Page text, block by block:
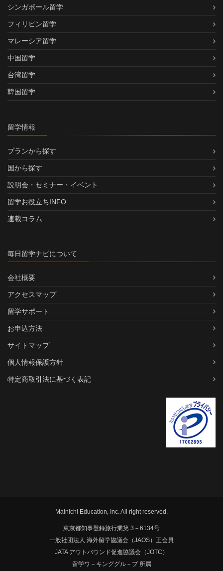
シンガポール留学
フィリピン留学
マレーシア留学
中国留学
台湾留学
韓国留学
留学情報
プランから探す
国から探す
説明会・セミナー・イベント
留学お役立ちINFO
連載コラム
毎日留学ナビについて
会社概要
アクセスマップ
留学サポート
お申込方法
サイトマップ
個人情報保護方針
特定商取引法に基づく表記
Mainichi Education, Inc. All right reserved.
東京都知事登録旅行業第 3－6134号
一般社団法人 海外留学協議会（JAOS）正会員
JATA アウトバウンド促進協議会（JOTC）
留学ワ－キンググル－プ 所属